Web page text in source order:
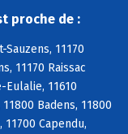
proche de :
Sauzens, 11170
11170 Raissac
Eulalie, 11610
Badens, 11800
Capendu,